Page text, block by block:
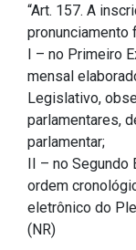
Concursos e
Seletivos
Procuradoria
Tecnologia da
Assessoria
Institucionais
Secretaria
Instituto de
Pesquisas
Inesp
Malce -
Deputado
Procon Alece
Meio Ambiente,
Climáticas e
do Semiárido
Orçamento,
Tributação
Previdência
Proteção
“Art. 157. A
pronunciamento
I – no Primeiro
mensal
Legislativo,
parlamentares,
parlamentar;
II – no Segundo
ordem
eletrônico do
(NR)